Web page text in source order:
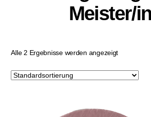
Meister/in
Alle 2 Ergebnisse werden angezeigt